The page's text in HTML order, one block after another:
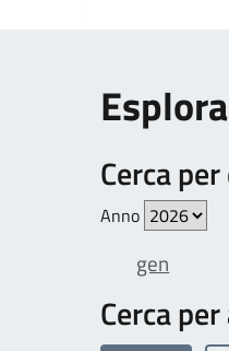
Cerca
Anno
gen
Cerca